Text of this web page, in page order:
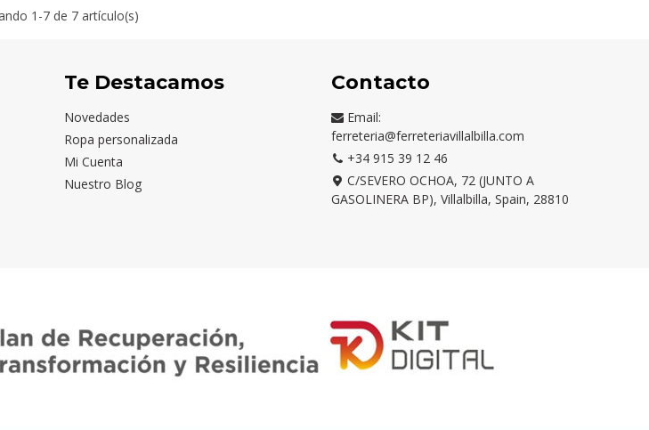
1 -7 de 7 artículo(s)
Te Destacamos
Novedades
Ropa personalizada
Mi Cuenta
Nuestro Blog
Contacto
Email:
ferreteria@ferreteriavillalbilla.com
+34 915 39 12 46
C/SEVERO OCHOA, 72 (JUNTO A
GASOLINERA BP), Villalbilla, Spain, 28810